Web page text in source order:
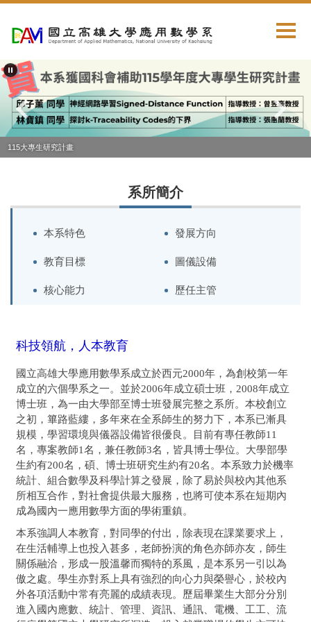
到
主
要
內
容
區
115大專生研究計畫
系所簡介
本系特色 發展方向
教育目標 圖儀設備
核心能力 歷任主管
科技領航，人本教育
國立高雄大學應用數學系成立於西元2000年，為創校第一年
成立的六個學系之一。並於2006年成立碩士班，2008年成立
博士班，為一由大學部至博士班發展完整之系所。本校創立
之初，篳路藍縷，多年來在全系師生的努力下，本系已漸具
規模，學習環境與儀器設備皆很優良。目前有專任教師11
名，專案教師1名，兼任教師3名，皆具博士學位。大學部學
生約有200名，碩、博士班研究生約有20名。本系致力於機率
統計、組合數學及科學計算之發展，除了易於與校內其他系
所相互合作，對社會提供最大服務，也將可使本系在短期內
成為國內一應用數學方面的學術重鎮。
本系強調人本教育，對同學的付出，除表現在課業要求上，
在生活輔導上也投入甚多，老師扮演的角色亦師亦友，師生
關係融洽，形成一股溫馨而獨特的系風，是本系另一引以為
傲之處。學生亦對系上具有強烈的向心力與榮譽心，於校內
外各項活動中常有亮麗的成績表現。歷屆畢業生大部分分別
進入國內應數、統計、管理、資訊、通訊、電機、工工、流